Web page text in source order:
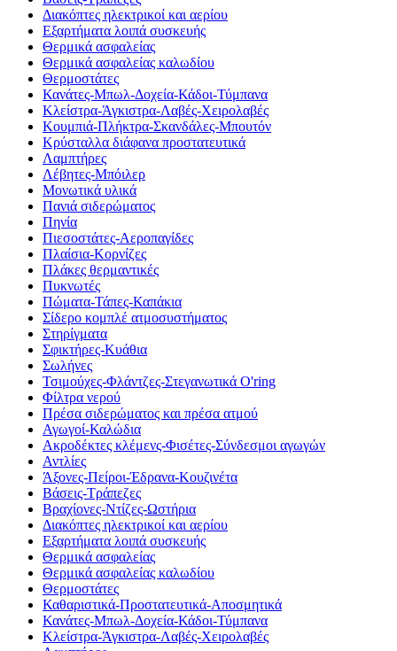
Διακόπτες ηλεκτρικοί και αερίου
Εξαρτήματα λοιπά συσκευής
Θερμικά ασφαλείας
Θερμικά ασφαλείας καλωδίου
Θερμοστάτες
Κανάτες-Μπωλ-Δοχεία-Κάδοι-Τύμπανα
Κλείστρα-Άγκιστρα-Λαβές-Χειρολαβές
Κουμπιά-Πλήκτρα-Σκανδάλες-Μπουτόν
Κρύσταλλα διάφανα προστατευτικά
Λαμπτήρες
Λέβητες-Μπόιλερ
Μονωτικά υλικά
Πανιά σιδερώματος
Πηνία
Πιεσοστάτες-Αεροπαγίδες
Πλαίσια-Κορνίζες
Πλάκες θερμαντικές
Πυκνωτές
Πώματα-Τάπες-Καπάκια
Σίδερο κομπλέ ατμοσυστήματος
Στηρίγματα
Σφικτήρες-Κυάθια
Σωλήνες
Τσιμούχες-Φλάντζες-Στεγανωτικά O'ring
Φίλτρα νερού
Πρέσα σιδερώματος και πρέσα ατμού
Αγωγοί-Καλώδια
Ακροδέκτες κλέμενς-Φισέτες-Σύνδεσμοι αγωγών
Αντλίες
Άξονες-Πείροι-Έδρανα-Κουζινέτα
Βάσεις-Τράπεζες
Βραχίονες-Ντίζες-Ωστήρια
Διακόπτες ηλεκτρικοί και αερίου
Εξαρτήματα λοιπά συσκευής
Θερμικά ασφαλείας
Θερμικά ασφαλείας καλωδίου
Θερμοστάτες
Καθαριστικά-Προστατευτικά-Αποσμητικά
Κανάτες-Μπωλ-Δοχεία-Κάδοι-Τύμπανα
Κλείστρα-Άγκιστρα-Λαβές-Χειρολαβές